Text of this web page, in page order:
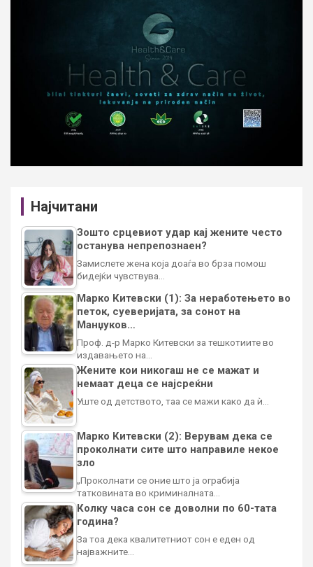
Најчитани
Зошто срцевиот удар кај жените често
останува непрепознаен?
Замислете жена која доаѓа во брза помош
бидејќи чувствува…
Марко Китевски (1): За неработењето во
петок, суеверијата, за сонот на
Манџуков…
Проф. д-р Марко Китевски за тешкотиите во
издавањето на…
Жените кои никогаш не се мажат и
немаат деца се најсреќни
Уште од детството, таа се мажи како да ѝ…
Марко Китевски (2): Верувам дека се
проколнати сите што направиле некое
зло
„Проколнати се оние што ја ограбија
татковината во криминалната…
Колку часа сон се доволни по 60-тата
година?
За тоа дека квалитетниот сон е еден од
најважните…